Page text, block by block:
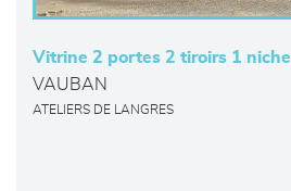
Vitrine 2 portes 2 tiroirs 1 niche
VAUBAN
ATELIERS DE LANGRES